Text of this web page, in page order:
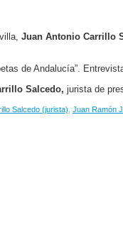
Juan Antonio Carrillo
de Andalucía”.
Salcedo, jurista de
Salcedo (jurista) Juan Ramón